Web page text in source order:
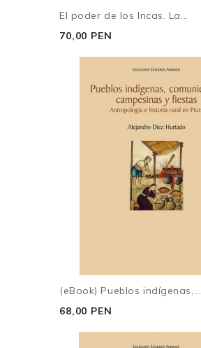
El poder de los Incas. La...
70,00 PEN
(eBook) Pueblos indígenas,...
68,00 PEN